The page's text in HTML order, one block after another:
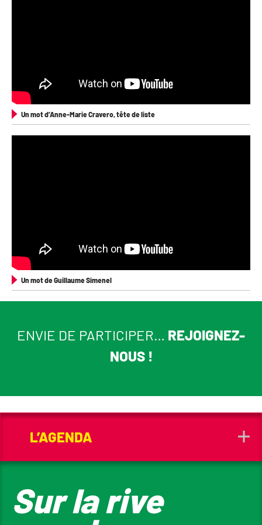
Un mot d’Anne-Marie Cravero, tête de liste
Un mot de Guillaume Simenel
ENVIE DE PARTICIPER… REJOIGNEZ-
NOUS !
L’AGENDA
Sur la rive